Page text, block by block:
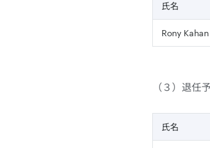
氏名
Rony Kahan
（３）退任
氏名